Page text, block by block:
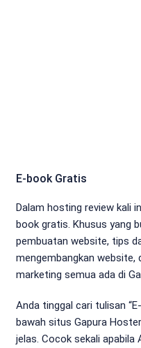
E-book Gratis
Dalam hosting review kali
book gratis. Khusus yang
pembuatan website, tips
mengembangkan
marketing semua ada di
Anda tinggal cari tulisan
bawah situs Gapura
jelas. Cocok sekali apabila